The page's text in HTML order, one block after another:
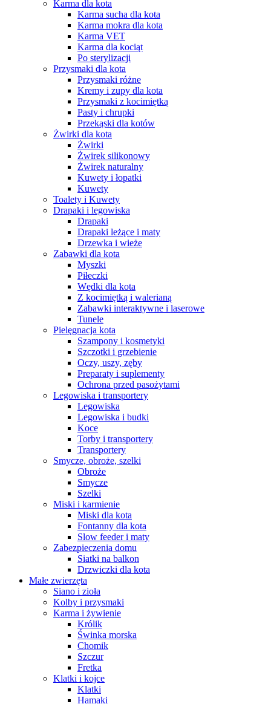
Karma dla kota
Karma sucha dla kota
Karma mokra dla kota
Karma VET
Karma dla kociąt
Po sterylizacji
Przysmaki dla kota
Przysmaki różne
Kremy i zupy dla kota
Przysmaki z kocimiętką
Pasty i chrupki
Przekąski dla kotów
Żwirki dla kota
Żwirki
Żwirek silikonowy
Żwirek naturalny
Kuwety i łopatki
Kuwety
Toalety i Kuwety
Drapaki i legowiska
Drapaki
Drapaki leżące i maty
Drzewka i wieże
Zabawki dla kota
Myszki
Piłeczki
Wędki dla kota
Z kocimiętką i walerianą
Zabawki interaktywne i laserowe
Tunele
Pielęgnacja kota
Szampony i kosmetyki
Szczotki i grzebienie
Oczy, uszy, zęby
Preparaty i suplementy
Ochrona przed pasożytami
Legowiska i transportery
Legowiska
Legowiska i budki
Koce
Torby i transportery
Transportery
Smycze, obroże, szelki
Obroże
Smycze
Szelki
Miski i karmienie
Miski dla kota
Fontanny dla kota
Slow feeder i maty
Zabezpieczenia domu
Siatki na balkon
Drzwiczki dla kota
Małe zwierzęta
Siano i zioła
Kolby i przysmaki
Karma i żywienie
Królik
Świnka morska
Chomik
Szczur
Fretka
Klatki i kojce
Klatki
Hamaki